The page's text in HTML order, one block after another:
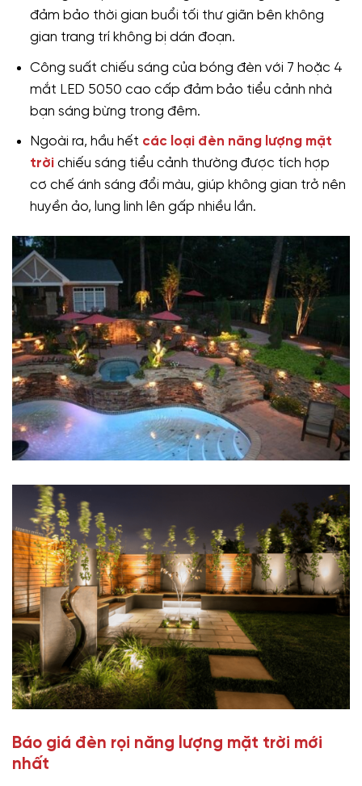
đảm bảo thời gian buổi tối thư giãn bên không
gian trang trí không bị dán đoạn.
Công suất chiếu sáng của bóng đèn với 7 hoặc 4
mắt LED 5050 cao cấp đảm bảo tiểu cảnh nhà
bạn sáng bừng trong đêm.
Ngoài ra, hầu hết các loại đèn năng lượng mặt
trời chiếu sáng tiểu cảnh thường được tích hợp
cơ chế ánh sáng đổi màu, giúp không gian trở nên
huyền ảo, lung linh lên gấp nhiều lần.
Báo giá đèn rọi năng lượng mặt trời mới
nhất